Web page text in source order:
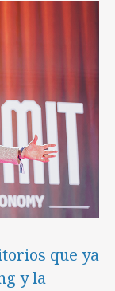
que ya
y la